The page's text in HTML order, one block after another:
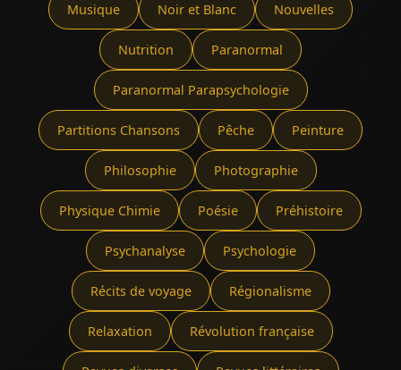
Musique Noir et Blanc Nouvelles
Nutrition Paranormal
Paranormal Parapsychologie
Partitions Chansons Pêche Peinture
Philosophie Photographie
Physique Chimie Poésie Préhistoire
Psychanalyse Psychologie
Récits de voyage Régionalisme
Relaxation Révolution française